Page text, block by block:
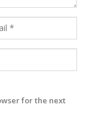
for the next